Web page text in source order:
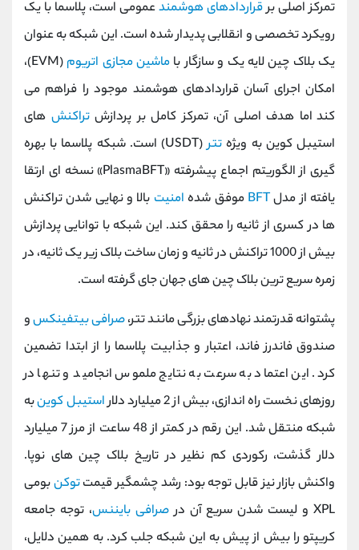
تمرکز اصلی برقراردادهای هوشمندعمومی است، پلاسما با یک
رویکرد تخصصی و انقلابی پدیدار شده است. این شبکه به ‌عنوان
یک بلاک ‌چین لایه یک و سازگار با ماشین مجازی اتریوم
(EVM)،
امکان اجرای آسان قراردادهای هوشمند موجود را فراهم می
کند اما هدف اصلی آن، تمرکز کامل بر پردازشتراکنش‌ های
استیبل ‌کوین به ‌ویژه تتر
(USDT) است. شبکه پلاسما با بهره
‌گیری از الگوریتم اجماع پیشرفته «PlasmaBFT» نسخه ‌ای ارتقا
‌یافته از مدلBFT موفق شده امنیت بالا و نهایی ‌شدن تراکنش
‌ها در کسری از ثانیه را محقق کند. این شبکه با توانایی پردازش
بیش از 1000 تراکنش در ثانیه و زمان ساخت بلاک زیر یک ثانیه، در
زمره سریع‌ ترین بلاک ‌چین ‌های جهان جای گرفته است.
پشتوانه قدرتمند نهادهای بزرگی مانند تتر،صرافی بیتفینکسو
صندوق فاندرز فاند، اعتبار و جذابیت پلاسما را از ابتدا تضمین
کرد. این اعتماد به ‌سرعت به نتایج ملموس انجامید و تنها در
روزهای نخست راه ‌اندازی، بیش از 2 میلیارد دلار
استیبل ‌کوینبه
شبکه منتقل شد. این رقم در کمتر از 48 ساعت از مرز 7 میلیارد
دلار گذشت، رکوردی کم نظیر در تاریخ بلاک ‌چین ‌های نوپا.
واکنش بازار نیز قابل توجه بود: رشد چشمگیر قیمتتوکنبومی
XPL و لیست ‌شدن سریع آن در
صرافی بایننس، توجه جامعه
کریپتو را بیش از پیش به این شبکه جلب کرد. به همین دلایل،